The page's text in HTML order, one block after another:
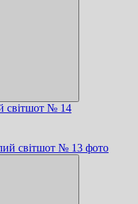
світшот № 14